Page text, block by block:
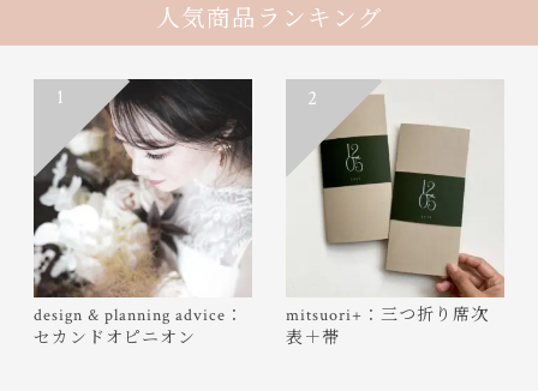
人気商品ランキング
design & planning advice：
セカンドオピニオン
1
mitsuori+：三つ折り席次
表＋帯
2